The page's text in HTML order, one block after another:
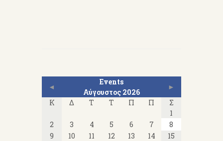
◄
Events
Αύγουστος 2026
►
Κ
Δ Τ Τ Π Π
Σ
1
2
3 4 5 6 7
8
9
10 11 12 13 14
15